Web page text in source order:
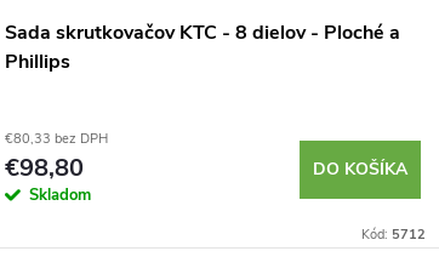
Sada skrutkovačov KTC - 8 dielov - Ploché a
Phillips
€80,33 bez DPH
€98,80
Skladom
DO KOŠÍKA
Kód: 5712